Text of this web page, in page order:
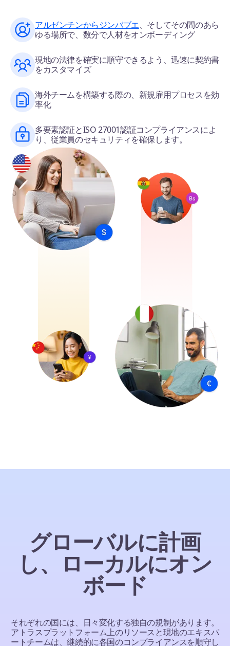
アルゼンチンからジンバブエ、そしてその間のあら
ゆる場所で、数分で人材をオンボーディング
現地の法律を確実に順守できるよう、迅速に契約書
をカスタマイズ
海外チームを構築する際の、新規雇用プロセスを効
率化
多要素認証とISO 27001認証コンプライアンスによ
り、従業員のセキュリティを確保します。
グローバルに計画
し、ローカルにオン
ボード
それぞれの国には、日々変化する独自の規制があります。
アトラスプラットフォーム上のリソースと現地のエキスパ
ートチームは、継続的に各国のコンプライアンスを順守し